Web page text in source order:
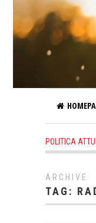
POLITICA
2 days ago - Altro che
ARCHIVE
TAG: